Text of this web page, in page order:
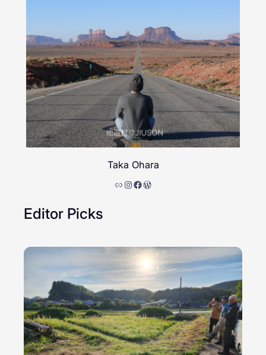
Taka Ohara
リンク Instagram Facebook WordPress
Editor Picks